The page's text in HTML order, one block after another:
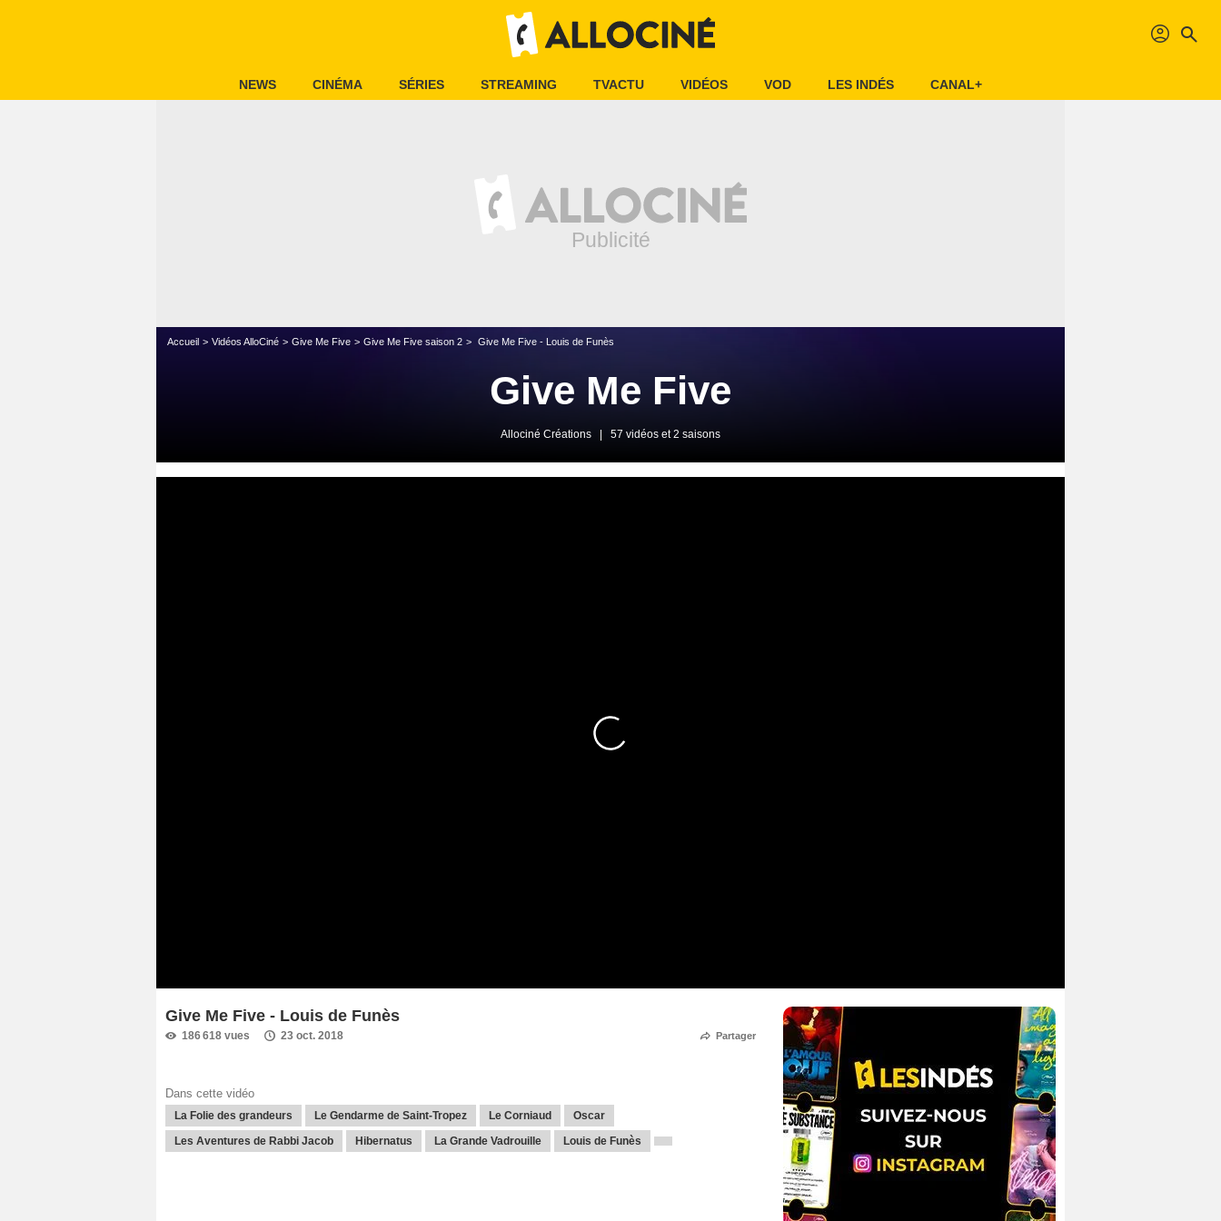
profil search
NEWS CINÉMA SÉRIES STREAMING TVACTU VIDÉOS VOD LES INDÉS CANAL+
Accueil Vidéos AlloCiné Give Me Five Give Me Five saison 2 Give Me Five - Louis de Funès
Give Me Five
Allociné Créations 57 vidéos et 2 saisons
Give Me Five - Louis de Funès
186 618 vues 23 oct. 2018 Partager
Dans cette vidéo
La Folie des grandeurs Le Gendarme de Saint-Tropez Le Corniaud Oscar
Les Aventures de Rabbi Jacob Hibernatus La Grande Vadrouille Louis de Funès